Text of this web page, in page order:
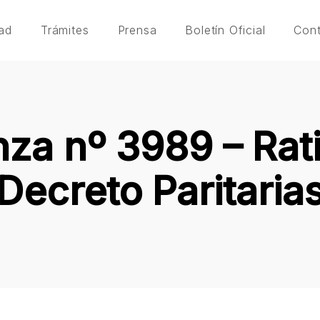
Trámites Prensa Boletín Oficial
nº 3989 –